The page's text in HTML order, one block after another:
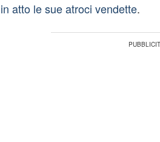
in atto le sue atroci vendette.